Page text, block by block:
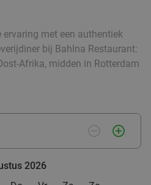
food
food
€26,95
carte bij Curry's
9.6star
met een authentiek
bij Bahlna Restaurant:
Afrika, midden in Rotterdam
add_circle_outline
2026